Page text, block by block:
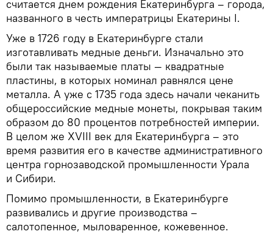
считается днем рождения Екатеринбурга – города,
названного в честь императрицы Екатерины I.
Уже в 1726 году в Екатеринбурге стали
изготавливать медные деньги. Изначально это
были так называемые платы — квадратные
пластины, в которых номинал равнялся цене
металла. А уже с 1735 года здесь начали чеканить
общероссийские медные монеты, покрывая таким
образом до 80 процентов потребностей империи.
В целом же XVIII век для Екатеринбурга – это
время развития его в качестве административного
центра горнозаводской промышленности Урала
и Сибири.
Помимо промышленности, в Екатеринбурге
развивались и другие производства –
салотопенное, мыловаренное, кожевенное.